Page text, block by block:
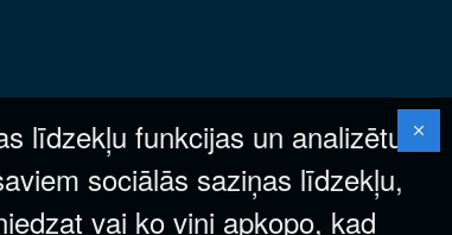
līdzekļu funkcijas un analizētu
sociālās saziņas līdzekļu,
vai ko viņi apkopo, kad